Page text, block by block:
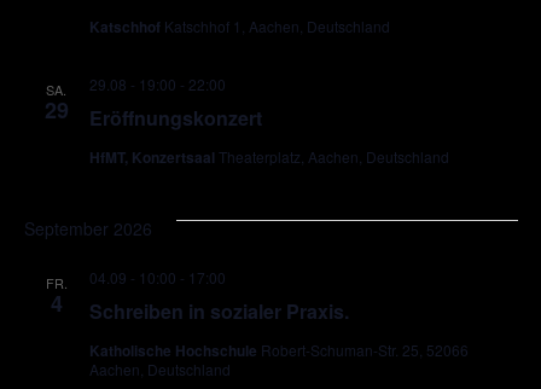
Katschhof Katschhof 1, Aachen, Deutschland
SA.
29 Eröffnungskonzert
29.08 - 19:00 - 22:00
HfMT, Konzertsaal Theaterplatz, Aachen, Deutschland
September 2026
FR.
4 Schreiben in sozialer Praxis.
04.09 - 10:00 - 17:00
Katholische Hochschule Robert-Schuman-Str. 25, 52066
Aachen, Deutschland